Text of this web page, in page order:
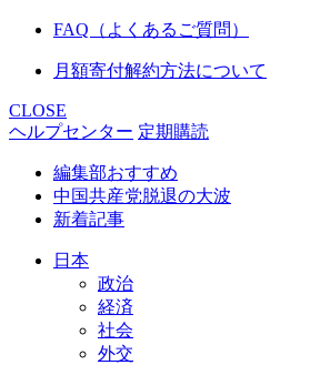
FAQ（よくあるご質問）
月額寄付解約方法について
CLOSE
ヘルプセンター 定期購読
編集部おすすめ
中国共産党脱退の大波
新着記事
日本
政治
経済
社会
外交